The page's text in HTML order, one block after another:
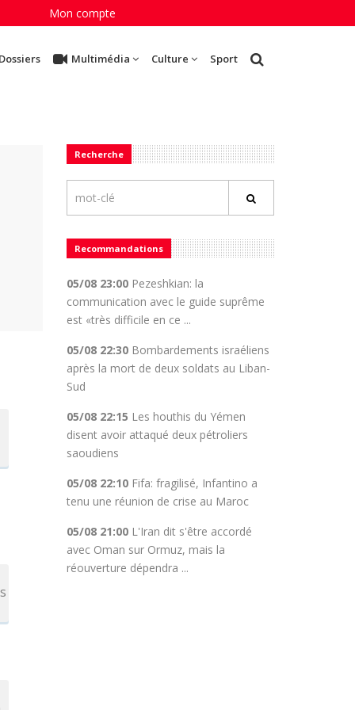
Mon compte
Multimédia Culture Sport
Recherche
Recommandations
05/08 23:00Pezeshkian: la
communication avec le guide suprême
est «très difficile en ce ...
05/08 22:30Bombardements israéliens
après la mort de deux soldats au Liban-
Sud
05/08 22:15 Les houthis du Yémen
disent avoir attaqué deux pétroliers
saoudiens
05/08 22:10Fifa: fragilisé, Infantino a
tenu une réunion de crise au Maroc
05/08 21:00L'Iran dit s'être accordé
avec Oman sur Ormuz, mais la
réouverture dépendra ...